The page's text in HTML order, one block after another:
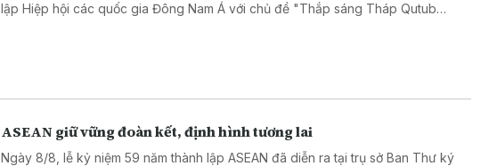
lập Hiệp hội các quốc gia Đông Nam Á với chủ đề "Thắp sáng Tháp Qutub
ASEAN giữ vững đoàn kết, định hình tương lai
Ngày 8/8, lễ kỷ niệm 59 năm thành lập ASEAN đã diễn ra tại trụ sở Ban Thư ký